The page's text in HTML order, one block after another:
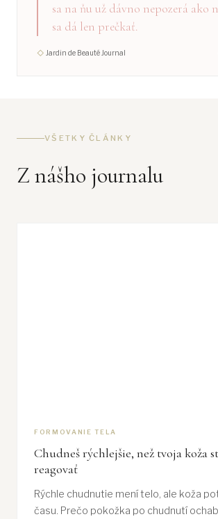
sa na ňu už dávno nepozerá ako
sa dá len prečkať.
◇ Jardin de Beauté Journal
VŠETKY ČLÁNKY
Z nášho journalu
FORMOVANIE TELA
Chudneš rýchlejšie, než tvoja koža
reagovať
Rýchle chudnutie mení telo, ale koža
času. Prečo pokožka po chudnutí